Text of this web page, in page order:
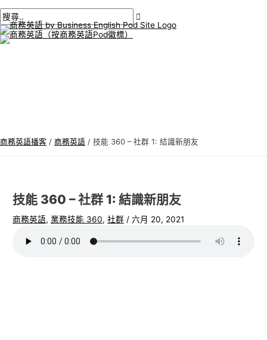
至
內
容
選
商務英語播客 / 商務英語 / 技能 360 – 社群 1: 結識新朋友
技能 360 – 社群 1: 結識新朋友
商務英語,業務技能 360,社群 /六月 20, 2021
文
導
航
此
輸
名
*
子
郵
商
務
英
搜
尋
: